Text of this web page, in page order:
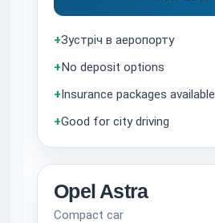
+Зустріч в аеропорту
+No deposit options
+Insurance packages available
+Good for city driving
Opel Astra
Compact car